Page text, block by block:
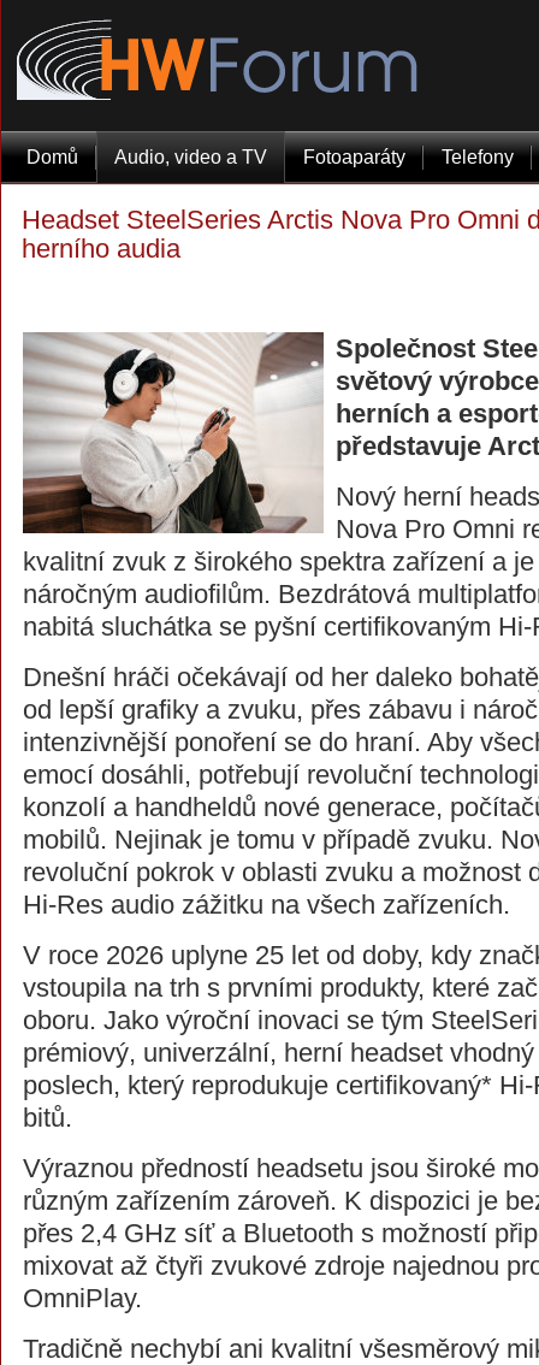
Domů Audio, video a TV Fotoaparáty Telefony
Headset SteelSeries Arctis Nova Pro Omni
herního audia
Společnost
světový
herních a
představuje
Nový herní
Nova Pro Omni
kvalitní zvuk z širokého spektra zařízení a
náročným audiofilům. Bezdrátová
nabitá sluchátka se pyšní certifikovaným
Dnešní hráči očekávají od her daleko
od lepší grafiky a zvuku, přes zábavu i
intenzivnější ponoření se do hraní. Aby
emocí dosáhli, potřebují revoluční
konzolí a handheldů nové generace,
mobilů. Nejinak je tomu v případě zvuku.
revoluční pokrok v oblasti zvuku a možnost
Hi-Res audio zážitku na všech zařízeních.
V roce 2026 uplyne 25 let od doby, kdy
vstoupila na trh s prvními produkty, které
oboru. Jako výroční inovaci se tým
prémiový, univerzální, herní headset
poslech, který reprodukuje certifikovaný*
bitů.
Výraznou předností headsetu jsou široké
různým zařízením zároveň. K dispozici je
přes 2,4 GHz síť a Bluetooth s možností
mixovat až čtyři zvukové zdroje najednou
OmniPlay.
Tradičně nechybí ani kvalitní všesměrový